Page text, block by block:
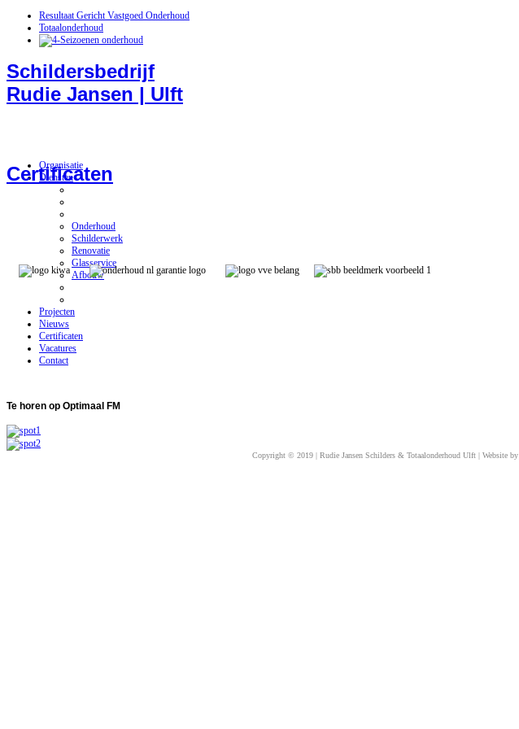
Resultaat Gericht Vastgoed Onderhoud
Totaalonderhoud
Schildersbedrijf
Rudie Jansen | Ulft
Organisatie
Diensten
Onderhoud
Schilderwerk
Renovatie
Glasservice
Afbouw
Projecten
Nieuws
Certificaten
Vacatures
Contact
Certificaten
Te horen op Optimaal FM
Copyright © 2019 | Rudie Jansen Schilders & Totaalonderhoud Ulft | Website by